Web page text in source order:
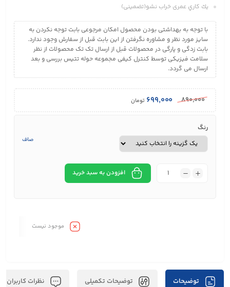
يك كاري عمری خراب نشو(تضمينی)
با توجه به بهداشتی بودن محصول امکان مرجوعی بابت توجه نکردن به
سایز مورد نظر و مشاوره نگرفتن از این بابت قبل از سفارش وجود ندارد.
بابت زدگی و پارگی در محصولات قبل از ارسال تک تک محصولات از نظر
سلامت فیزیکی توسط کنترل کیفی مجموعه حوله تتیس بررسی و بعد
ارسال می گردد.
۸۹۰,۰۰۰ ۶۹۹,۰۰۰ تومان
رنگ
صاف
افزودن به سبد خرید
موجود نیست
توضیحات توضیحات تکمیلی نظرات کاربران